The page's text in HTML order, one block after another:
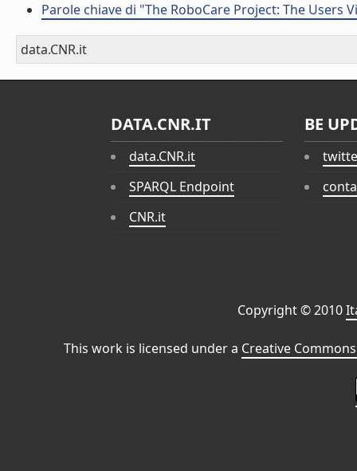
Parole chiave di "The RoboCare Project: The Users
data.CNR.it
DATA.CNR.IT
data.CNR.it
SPARQL Endpoint
CNR.it
BE
Copyright © 2010
This work is licensed under a Creative